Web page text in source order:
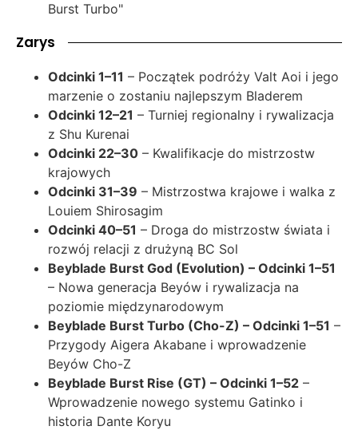
Burst Turbo"
Zarys
Odcinki 1–11 – Początek podróży Valt Aoi i jego
marzenie o zostaniu najlepszym Bladerem
Odcinki 12–21 – Turniej regionalny i rywalizacja
z Shu Kurenai
Odcinki 22–30 – Kwalifikacje do mistrzostw
krajowych
Odcinki 31–39 – Mistrzostwa krajowe i walka z
Louiem Shirosagim
Odcinki 40–51 – Droga do mistrzostw świata i
rozwój relacji z drużyną BC Sol
Beyblade Burst God (Evolution) – Odcinki 1–51
– Nowa generacja Beyów i rywalizacja na
poziomie międzynarodowym
Beyblade Burst Turbo (Cho-Z) – Odcinki 1–51 –
Przygody Aigera Akabane i wprowadzenie
Beyów Cho-Z
Beyblade Burst Rise (GT) – Odcinki 1–52 –
Wprowadzenie nowego systemu Gatinko i
historia Dante Koryu